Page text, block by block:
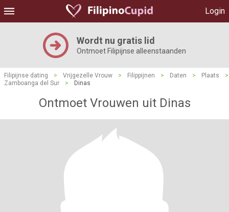
Login
Wordt nu gratis lid
Ontmoet Filipijnse alleenstaanden
Filipijnse dating > Vrijgezelle Vrouw > Filippijnen > Daten > Plaats
>
Zamboanga del Sur
> Dinas
Ontmoet Vrouwen uit Dinas